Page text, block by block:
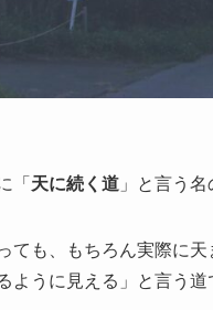
「 天に続く道 」と言う
ても、もちろん実際に
ように見える」と言う道